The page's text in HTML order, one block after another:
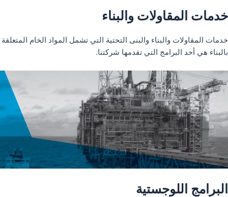
خدمات المقاولات والبناء
خدمات المقاولات والبناء والبنى التحتية التي تشمل المواد الخام المتعلقة
بالبناء هي أحد البرامج التي تقدمها شركتنا.
البرامج اللوجستية